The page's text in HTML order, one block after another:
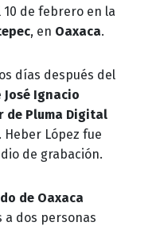
10 de febrero en la
, en Oaxaca.
días después del
José Ignacio
de Pluma Digital
López fue
de grabación.
de Oaxaca
a dos personas